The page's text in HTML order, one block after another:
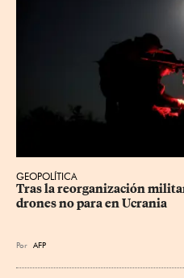
GEOPOLÍTICA
Tras la reorganización
drones no para en Ucrania
Por AFP